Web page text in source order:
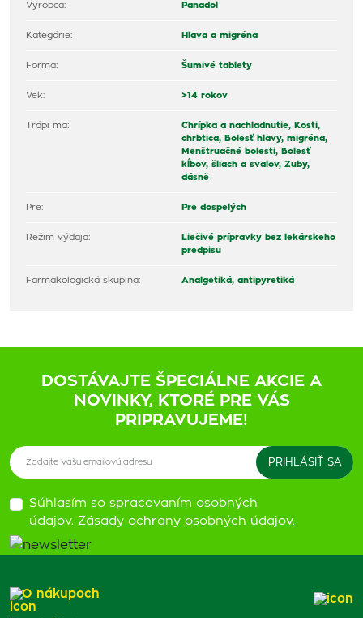
Výrobca: Panadol
Kategórie: Hlava a migréna
Forma: Šumivé tablety
Vek: >14 rokov
Trápi ma: Chrípka a nachladnutie, Kosti,
chrbtica, Bolesť hlavy, migréna,
Menštruačné bolesti, Bolesť
kĺbov, šliach a svalov, Zuby,
dásně
Pre: Pre dospelých
Režim výdaja:
Liečivé prípravky bez lekárskeho
predpisu
Farmakologická skupina: Analgetiká, antipyretiká
DOSTÁVAJTE ŠPECIÁLNE AKCIE A
NOVINKY, KTORÉ PRE VÁS
PRIPRAVUJEME!
Súhlasím so spracovaním osobných
údajov. Zásady ochrany osobných údajov.
O nákupoch